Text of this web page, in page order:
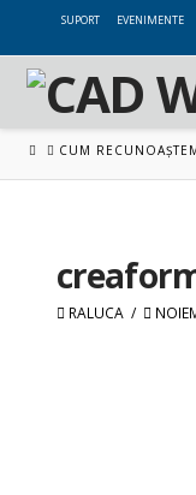
SUPORT EVENIMENTE
HOMECUM
RALUCA